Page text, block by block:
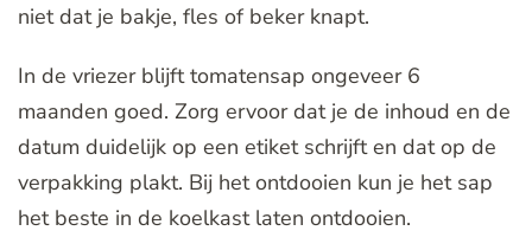
niet dat je bakje, fles of beker knapt.
In de vriezer blijft tomatensap ongeveer 6
maanden goed. Zorg ervoor dat je de inhoud en de
datum duidelijk op een etiket schrijft en dat op de
verpakking plakt. Bij het ontdooien kun je het sap
het beste in de koelkast laten ontdooien.